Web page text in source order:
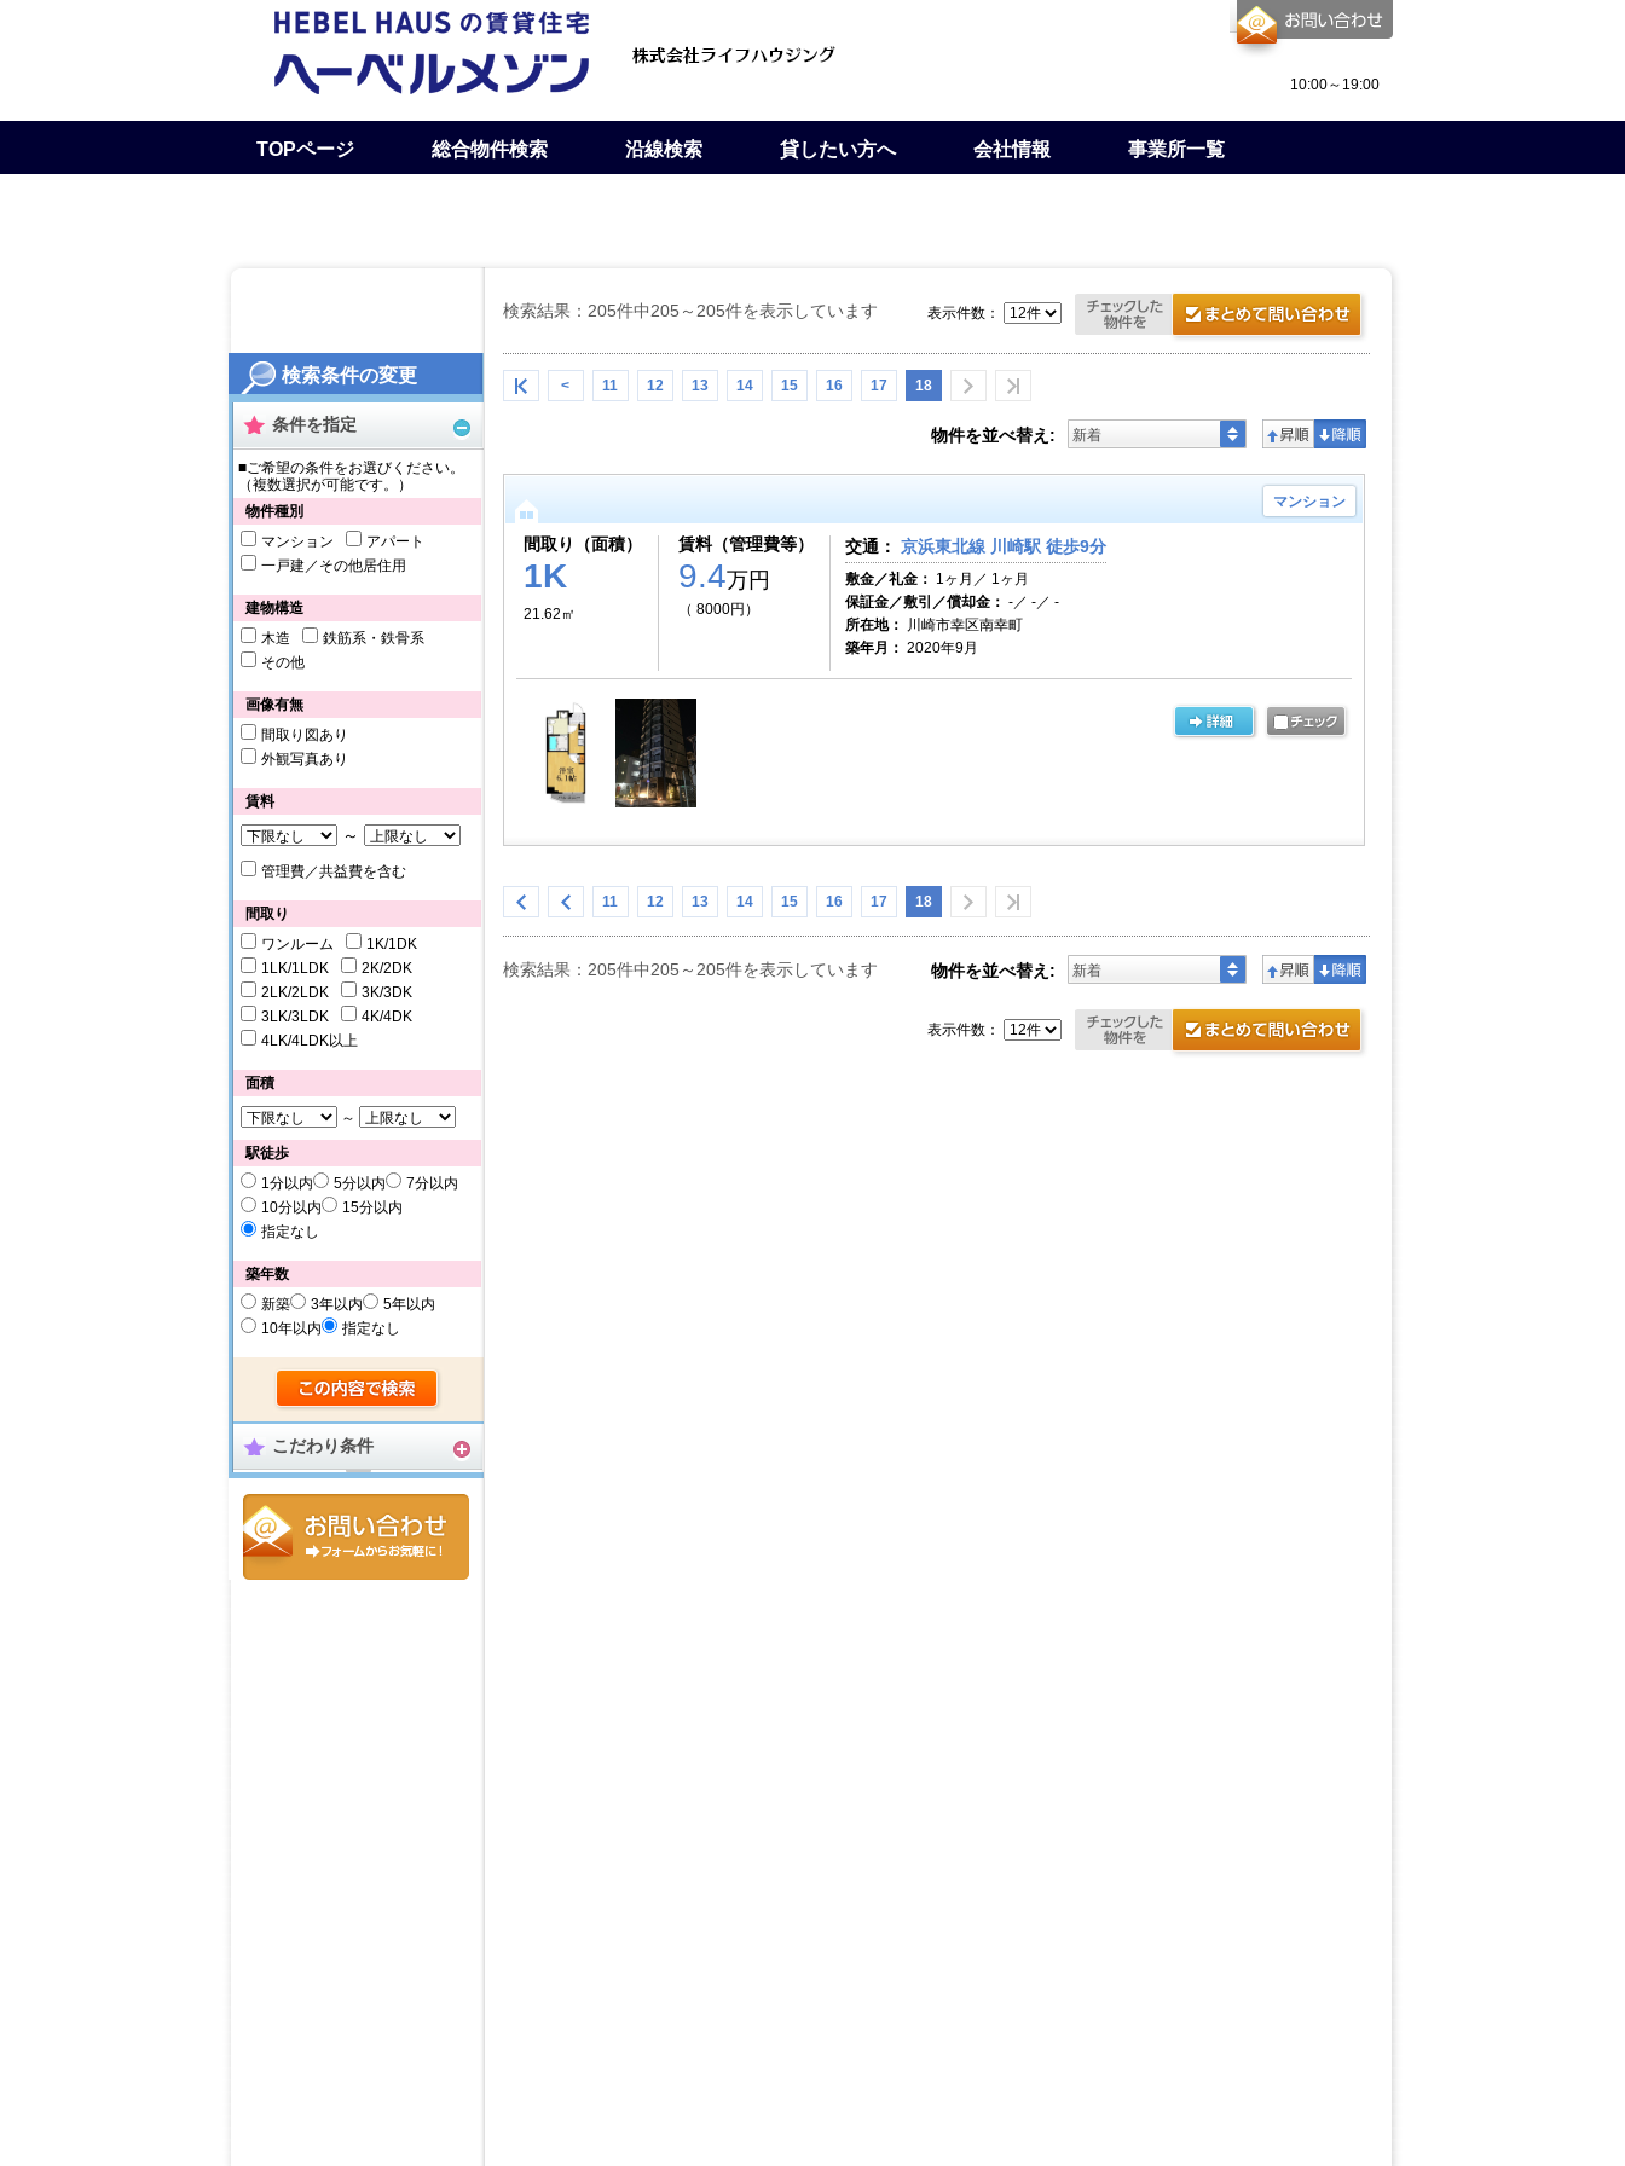
検索条件の変更
条件を指定
■ご希望の条件をお選びください。
（複数選択が可能です。）
物件種別
マンション
アパート
一戸建／その他居住用
建物構造
木造
鉄筋系・鉄骨系
その他
画像有無
間取り図あり
外観写真あり
賃料
～
管理費／共益費を含む
間取り
ワンルーム
1K/1DK
1LK/1LDK
2K/2DK
2LK/2LDK
3K/3DK
3LK/3LDK
4K/4DK
4LK/4LDK以上
面積
～
駅徒歩
1分以内
5分以内
7分以内
10分以内
15分以内
指定なし
築年数
新築
3年以内
5年以内
10年以内
指定なし
こだわり条件
10:00～19:00
TOPページ 総合物件検索 沿線検索 貸したい方へ 会社情報 事業所一覧
検索結果：205件中205～205件を表示しています
< 11 12 13 14 15 16 17 18
表示件数：
物件を並べ替え: 新着
マンション
間取り（面積）
1K
21.62㎡
賃料（管理費等）
9.4万円
（ 8000円）
交通： 京浜東北線 川崎駅 徒歩9分
敷金／礼金： 1ヶ月／ 1ヶ月
保証金／敷引／償却金： -／ -／ -
所在地：
川崎市幸区南幸町
築年月： 2020年9月
物件を並べ替え: 新着
11 12 13 14 15 16 17 18
表示件数：
検索結果：205件中205～205件を表示しています